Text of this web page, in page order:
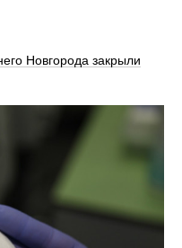
Новгорода закрыли